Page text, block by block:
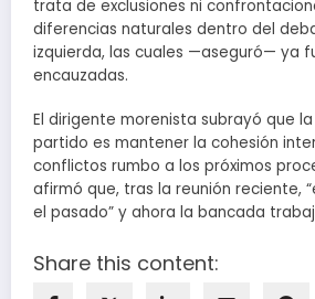
trata de exclusiones ni
diferencias naturales dentro del
izquierda, las cuales —aseguró— ya
encauzadas.
El dirigente morenista subrayó que
partido es mantener la cohesión
conflictos rumbo a los próximos
afirmó que, tras la reunión reciente,
el pasado” y ahora la bancada
Share this content: